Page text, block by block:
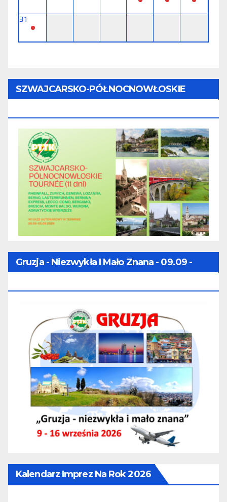
31
SZWAJCARSKO-PÓŁNOCNOWŁOSKIE
Gruzja - Niezwykła I Mało Znana - 09.09 -
Kalendarz Imprez Na Rok 2026